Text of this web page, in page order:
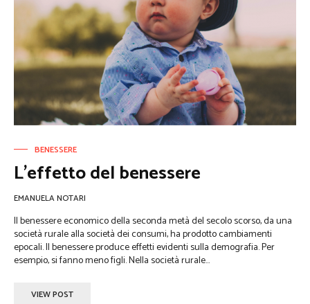
BENESSERE
L’effetto del benessere
EMANUELA NOTARI
Il benessere economico della seconda metà del secolo scorso, da una
società rurale alla società dei consumi, ha prodotto cambiamenti
epocali. Il benessere produce effetti evidenti sulla demografia. Per
esempio, si fanno meno figli. Nella società rurale...
VIEW POST